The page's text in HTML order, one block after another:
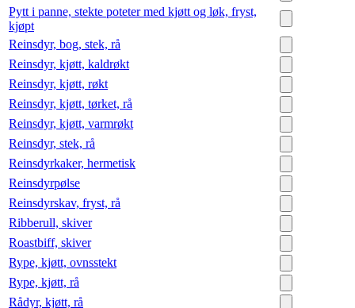
Pytt i panne, stekte poteter med kjøtt og løk, fryst,
kjøpt
Reinsdyr, bog, stek, rå
Reinsdyr, kjøtt, kaldrøkt
Reinsdyr, kjøtt, røkt
Reinsdyr, kjøtt, tørket, rå
Reinsdyr, kjøtt, varmrøkt
Reinsdyr, stek, rå
Reinsdyrkaker, hermetisk
Reinsdyrpølse
Reinsdyrskav, fryst, rå
Ribberull, skiver
Roastbiff, skiver
Rype, kjøtt, ovnsstekt
Rype, kjøtt, rå
Rådyr, kjøtt, rå